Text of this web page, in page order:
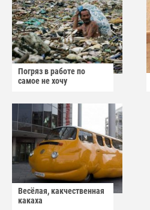
Погряз в работе по
самое не хочу
Весёлая, какчественная
какаха